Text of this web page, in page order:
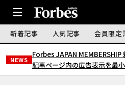
新着記事 人気記事 会員限定
NEWS
Forbes JAPAN MEMBERSHIP
記事ページ内の広告表示を最